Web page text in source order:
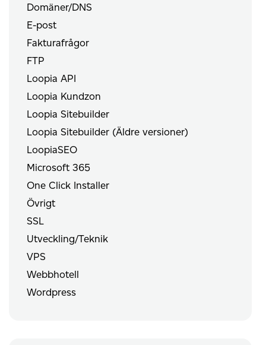
Domäner/DNS
E-post
Fakturafrågor
FTP
Loopia API
Loopia Kundzon
Loopia Sitebuilder
Loopia Sitebuilder (Äldre versioner)
LoopiaSEO
Microsoft 365
One Click Installer
Övrigt
SSL
Utveckling/Teknik
VPS
Webbhotell
Wordpress